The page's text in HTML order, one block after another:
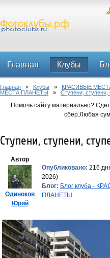
Главная Клубы
Форум
Главная » Клубы » КРАСИВЫЕ
МЕСТА ПЛАНЕТЫ » Ступени, ступени,
Помочь сайту материально?
сбер.Любая
Ступени, ступени,
Автор
Одиноков
Юрий
Опубликовано: 216
2026)
Блог: Блог клуба -
ПЛАНЕТЫ